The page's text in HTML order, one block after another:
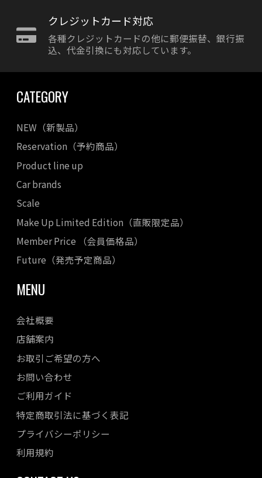
クレジットカード対応
各種クレジットカードの他に郵便振替、銀行振
込、代金引換にも対応しています。
CATEGORY
NEW（新製品）
Reservation（予約商品）
Product line up
Car brands
Scale
Make Up Limited Edition（直販限定品）
Member Price （会員価格品）
Future（発売予定商品）
MENU
会社概要
店舗案内
お取引ご希望の方へ
お問い合わせ
ご利用ガイド
特定商取引法に基づく表記
プライバシーポリシー
利用規約